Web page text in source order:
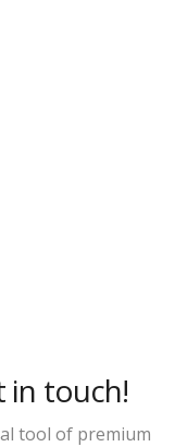
in touch!
tool of premium